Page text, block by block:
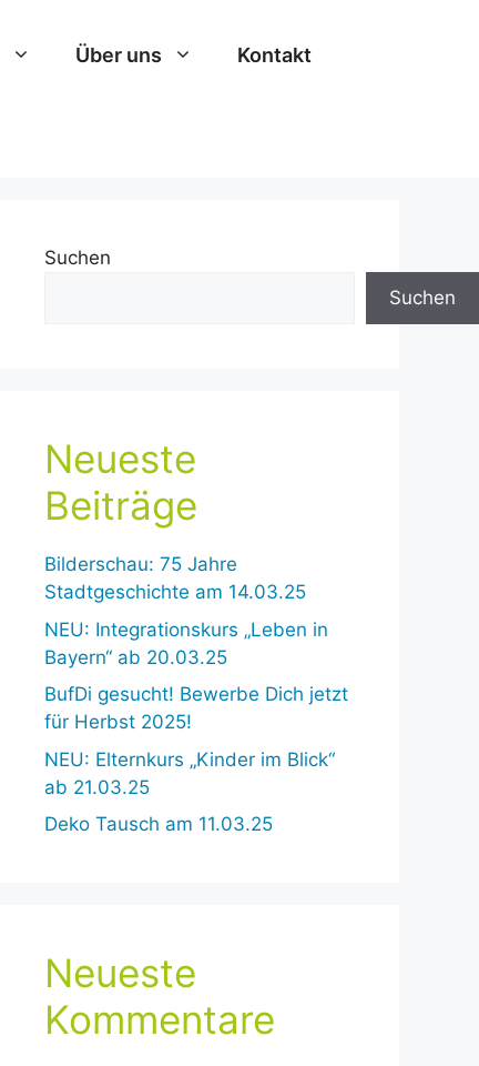
Über uns Kontakt
Suchen
Suchen
Neueste
Beiträge
Bilderschau: 75 Jahre
Stadtgeschichte am 14.03.25
NEU: Integrationskurs „Leben in
Bayern“ ab 20.03.25
BufDi gesucht! Bewerbe Dich jetzt
für Herbst 2025!
NEU: Elternkurs „Kinder im Blick“
ab 21.03.25
Deko Tausch am 11.03.25
Neueste
Kommentare